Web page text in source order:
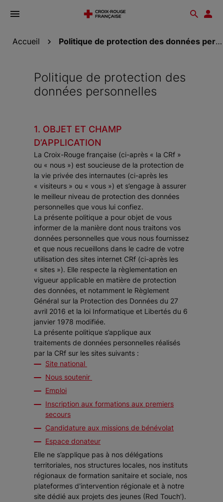
Ouvrir
Accueil Politique de protection des données personnelles
Politique de protection des
données personnelles
1. OBJET ET CHAMP
D’APPLICATION
La Croix-Rouge française (ci-après « la CRf »
ou « nous ») est soucieuse de la protection de
la vie privée des internautes (ci-après les
« visiteurs » ou « vous ») et s’engage à assurer
le meilleur niveau de protection des données
personnelles que vous lui confiez.
La présente politique a pour objet de vous
informer de la manière dont nous traitons vos
données personnelles que vous nous fournissez
et que nous recueillons dans le cadre de votre
utilisation des sites internet CRf (ci-après les
« sites »). Elle respecte la règlementation en
vigueur applicable en matière de protection
des données, et notamment le Règlement
Général sur la Protection des Données du 27
avril 2016 et la loi Informatique et Libertés du 6
janvier 1978 modifiée.
La présente politique s’applique aux
traitements de données personnelles réalisés
par la CRf sur les sites suivants :
Site national
Nous soutenir
Emploi
Inscription aux formations aux premiers
secours
Candidature aux missions de bénévolat
Espace donateur
Elle ne s’applique pas à nos délégations
territoriales, nos structures locales, nos instituts
régionaux de formation sanitaire et sociale, nos
plateformes d'intervention régionale et à notre
site dédié aux projets des jeunes (Red Touch’).